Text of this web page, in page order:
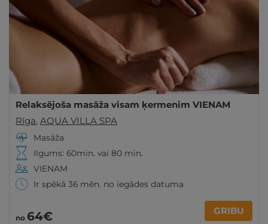
Relaksējoša masāža visam ķermenim VIENAM
Rīga, AQUA VILLA SPA
Masāža
Ilgums: 60min. vai 80 min.
VIENAM
Ir spēkā 36 mēn. no iegādes datuma
no 64€ GRIBU